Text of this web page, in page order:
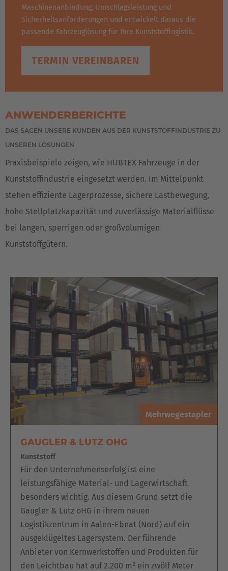
Maschinenanbindung, Umschlagsleistung und
Sicherheitsanforderungen und entwickelt daraus die
passende Fahrzeuglösung für Ihre Kunststofflogistik.
TERMIN VEREINBAREN
ANWENDERBERICHTE
DAS SAGEN UNSERE KUNDEN AUS DER KUNSTSTOFFINDUSTRIE ZU
UNSEREN LÖSUNGEN
Praxisbeispiele zeigen, wie HUBTEX Fahrzeuge in der
Kunststoffindustrie eingesetzt werden. Im Mittelpunkt
stehen effiziente Lagerprozesse, sichere Lastbewegung,
hohe Stellplatzkapazität und zuverlässige Materialflüsse
bei langen, sperrigen oder großvolumigen
Kunststoffgütern.
Mehrwegestapler
GAUGLER & LUTZ OHG
Kunststoff
Für den Unternehmenserfolg ist eine
leistungsfähige Material- und Lagerwirtschaft
besonders wichtig. Aus diesem Grund setzt die
Gaugler & Lutz oHG in ihrem neuen
Logistikzentrum in Aalen-Ebnat (Nord) auf ein
ausgeklügeltes Lagersystem. Der führende
Anbieter von Kernwerkstoffen und Produkten für
den Leichtbau hat auf 2.200 m² ein zwölf Meter